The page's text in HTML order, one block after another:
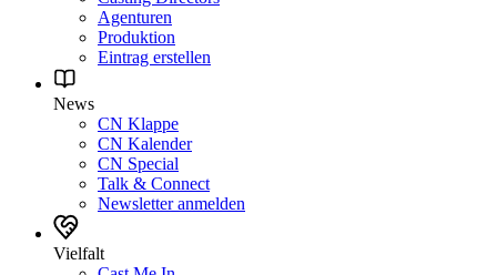
Agenturen
Produktion
Eintrag erstellen
News
CN Klappe
CN Kalender
CN Special
Talk & Connect
Newsletter anmelden
Vielfalt